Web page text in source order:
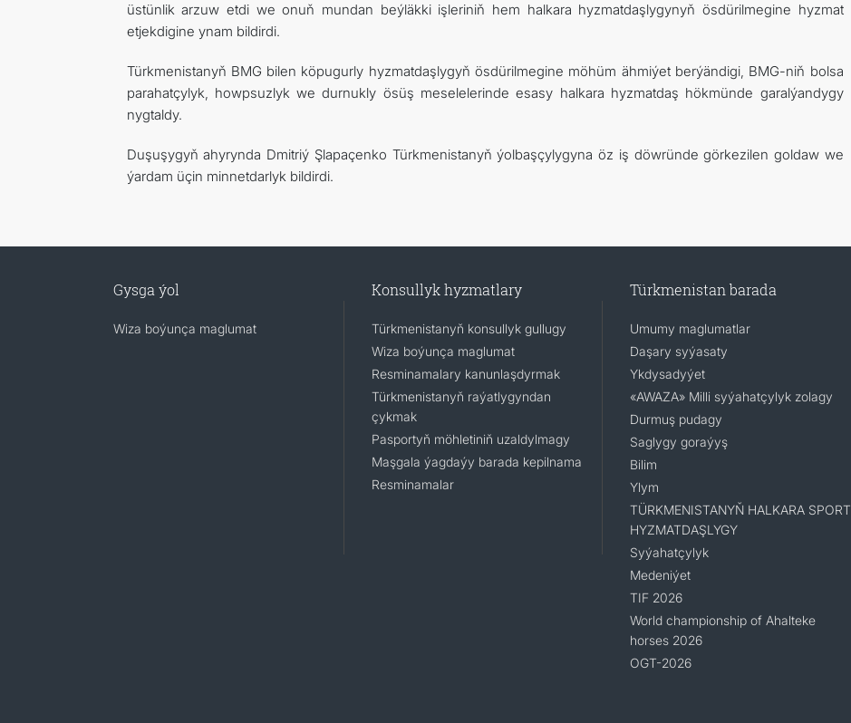
üstünlik arzuw etdi we onuň mundan beýläkki işleriniň hem halkara hyzmatdaşlygynyň ösdürilmegine hyzmat
etjekdigine ynam bildirdi.
Türkmenistanyň BMG bilen köpugurly hyzmatdaşlygyň ösdürilmegine möhüm ähmiýet berýändigi, BMG-niň bolsa
parahatçylyk, howpsuzlyk we durnukly ösüş meselelerinde esasy halkara hyzmatdaş hökmünde garalýandygy
nygtaldy.
Duşuşygyň ahyrynda Dmitriý Şlapaçenko Türkmenistanyň ýolbaşçylygyna öz iş döwründe görkezilen goldaw we
ýardam üçin minnetdarlyk bildirdi.
Gysga ýol
Wiza boýunça maglumat
Konsullyk hyzmatlary
Türkmenistanyň konsullyk gullugy
Wiza boýunça maglumat
Resminamalary kanunlaşdyrmak
Türkmenistanyň raýatlygyndan
çykmak
Pasportyň möhletiniň uzaldylmagy
Maşgala ýagdaýy barada kepilnama
Resminamalar
Türkmenistan barada
Umumy maglumatlar
Daşary syýasaty
Ykdysadyýet
«AWAZA» Milli syýahatçylyk zolagy
Durmuş pudagy
Saglygy goraýyş
Bilim
Ylym
TÜRKMENISTANYŇ HALKARA SPORT
HYZMATDAŞLYGY
Syýahatçylyk
Medeniýet
TIF 2026
World championship of Ahalteke
horses 2026
OGT-2026